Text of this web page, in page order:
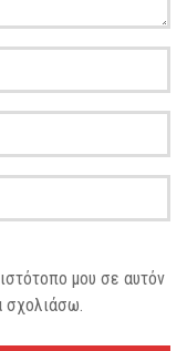
μου σε αυτόν
σχολιάσω.